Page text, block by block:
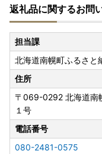
返礼品に関するお問
担当課
北海道南幌町ふるさと
住所
〒069-0292 北海道南
１号
電話番号
080-2481-0575